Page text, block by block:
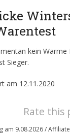
kein Warme
Sieger.
am 12.11.2020
Rate this
am 9.08.2026 /